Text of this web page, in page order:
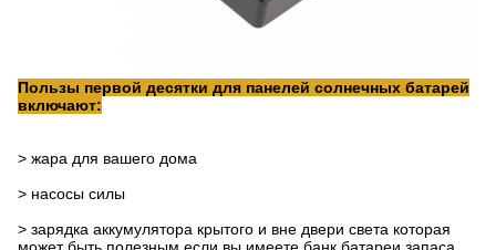
Пользы первой десятки для панелей солнечных батарей
включают:
> жара для вашего дома
> насосы силы
> зарядка аккумулятора крытого и вне двери света которая